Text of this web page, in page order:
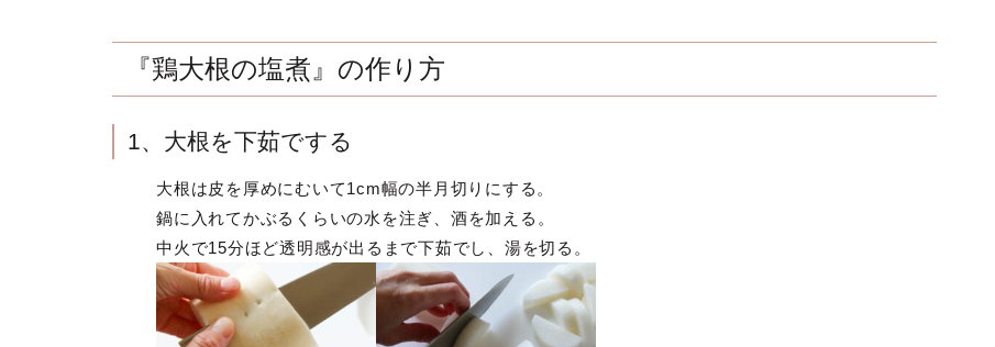
『鶏大根の塩煮』の作り方
1、大根を下茹でする
大根は皮を厚めにむいて1cm幅の半月切りにする。
鍋に入れてかぶるくらいの水を注ぎ、酒を加える。
中火で15分ほど透明感が出るまで下茹でし、湯を切る。